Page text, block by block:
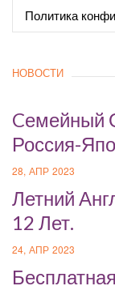
Политика
НОВОСТИ
Cемейный
Россия-
28, АПР 2023
Летний
12 Лет.
24, АПР 2023